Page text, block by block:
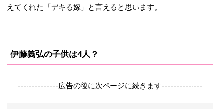
えてくれた「デキる嫁」と言えると思います。
伊藤義弘の子供は4人？
--------------広告の後に次ページに続きます--------------